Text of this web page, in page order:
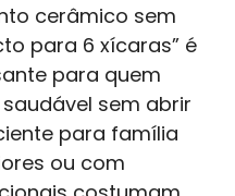
cerâmico sem
para 6 xícaras” é
para quem
sem abrir
para família
ou com